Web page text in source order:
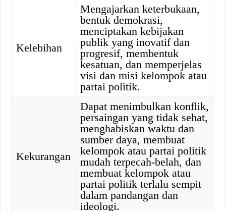
Kelebihan
Mengajarkan keterbukaan,
bentuk demokrasi,
menciptakan kebijakan
publik yang inovatif dan
progresif, membentuk
kesatuan, dan memperjelas
visi dan misi kelompok atau
partai politik.
Kekurangan
Dapat menimbulkan konflik,
persaingan yang tidak sehat,
menghabiskan waktu dan
sumber daya, membuat
kelompok atau partai politik
mudah terpecah-belah, dan
membuat kelompok atau
partai politik terlalu sempit
dalam pandangan dan
ideologi.